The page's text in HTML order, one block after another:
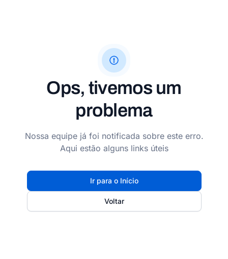
Ops, tivemos um
problema
Nossa equipe já foi notificada sobre este erro.
Aqui estão alguns links úteis
Ir para o Início
Voltar